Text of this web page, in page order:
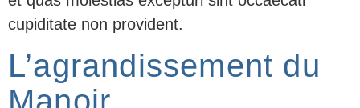
cupiditate non provident.
L’agrandissement du
Manoir​